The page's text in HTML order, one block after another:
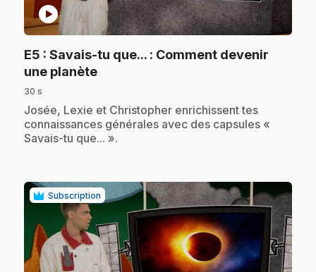
play_circle
E5 : Savais-tu que... : Comment devenir
une planète.
30 s
.Josée, Lexie et Christopher enrichissent tes
connaissances générales avec des capsules «
Savais-tu que... ».
Subscription